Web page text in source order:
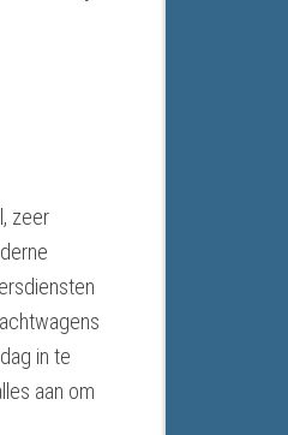
zeer
in te
aan om